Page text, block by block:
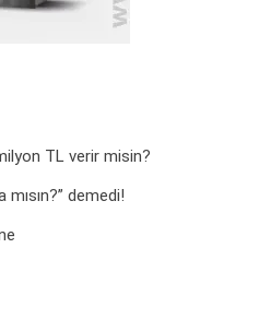
TL verir misin?
demedi!